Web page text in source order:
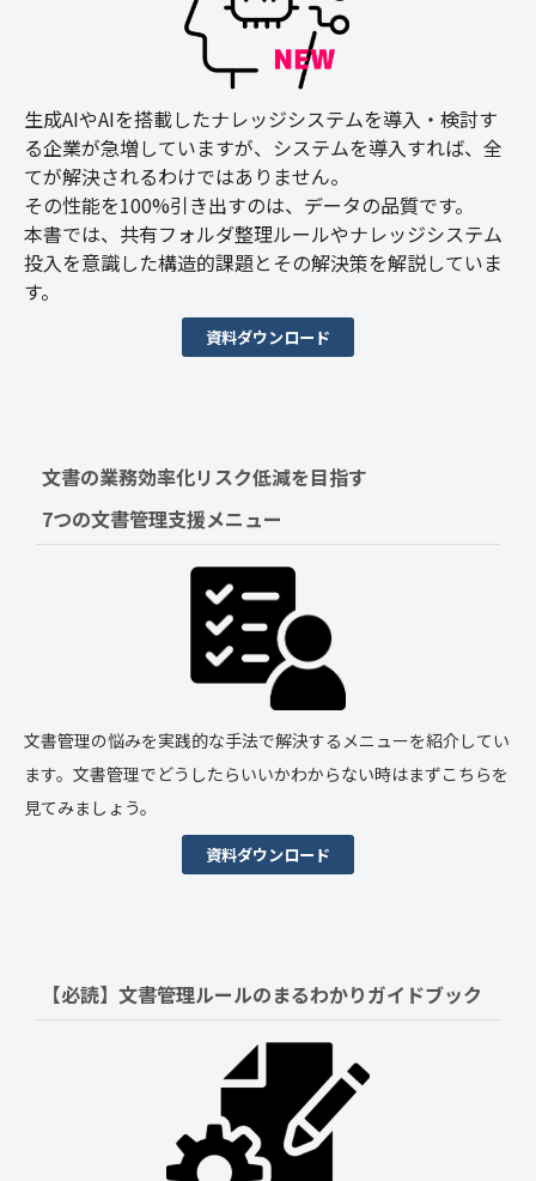
生成AIやAIを搭載したナレッジシステムを導入・検討す
る企業が急増していますが、システムを導入すれば、全
てが解決されるわけではありません。
その性能を100%引き出すのは、データの品質です。
本書では、共有フォルダ整理ルールやナレッジシステム
投入を意識した構造的課題とその解決策を解説していま
す。
資料ダウンロード
文書の業務効率化リスク低減を目指す
7つの文書管理支援メニュー
文書管理の悩みを実践的な手法で解決するメニューを紹介してい
ます。文書管理でどうしたらいいかわからない時はまずこちらを
見てみましょう。
資料ダウンロード
【必読】文書管理ルールのまるわかりガイドブック